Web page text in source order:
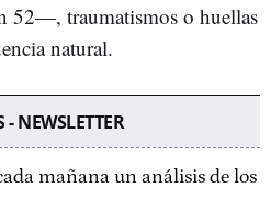
52—, traumatismos o huellas
natural.
NEWSLETTER
mañana un análisis de los